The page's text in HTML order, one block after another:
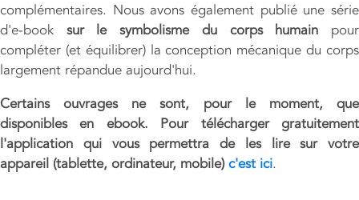
complémentaires. Nous avons également publié une série
d'e-book sur le symbolisme du corps humain pour
compléter (et équilibrer) la conception mécanique du corps
largement répandue aujourd'hui.
Certains ouvrages ne sont, pour le moment, que
disponibles en ebook. Pour télécharger gratuitement
l'application qui vous permettra de les lire sur votre
appareil (tablette, ordinateur, mobile)c'est ici.